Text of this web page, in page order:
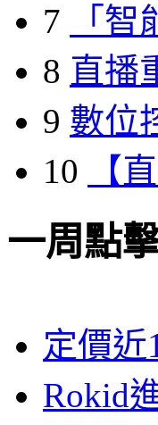
7
「
8 直播
9 數位
10
【
一周點
定價近
Rokid